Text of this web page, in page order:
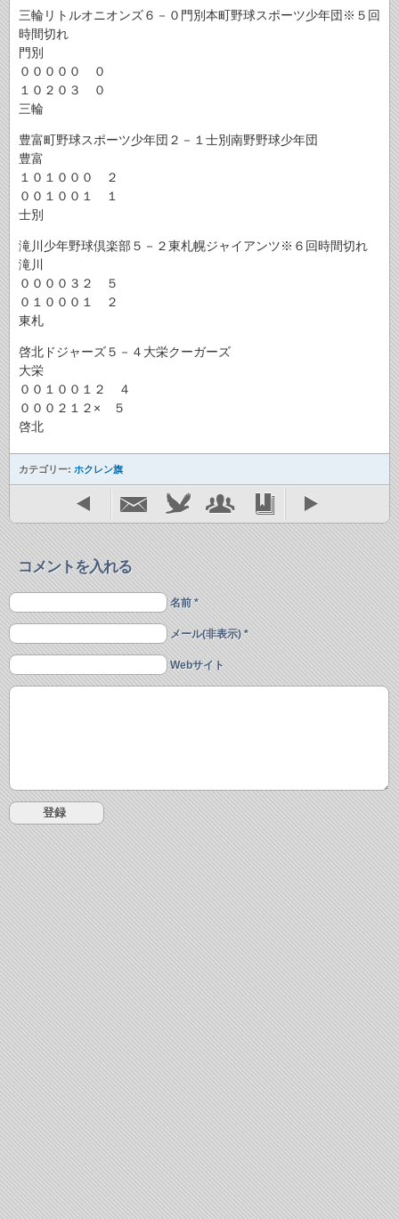
三輪リトルオニオンズ６－０門別本町野球スポーツ少年団※５回
時間切れ
門別
０００００ ０
１０２０３ ０
三輪
豊富町野球スポーツ少年団２－１士別南野野球少年団
豊富
１０１０００ ２
００１００１ １
士別
滝川少年野球倶楽部５－２東札幌ジャイアンツ※６回時間切れ
滝川
００００３２ ５
０１０００１ ２
東札
啓北ドジャーズ５－４大栄クーガーズ
大栄
００１００１２ ４
０００２１２× ５
啓北
カテゴリー: ホクレン旗
コメントを入れる
名前 *
メール(非表示) *
Webサイト